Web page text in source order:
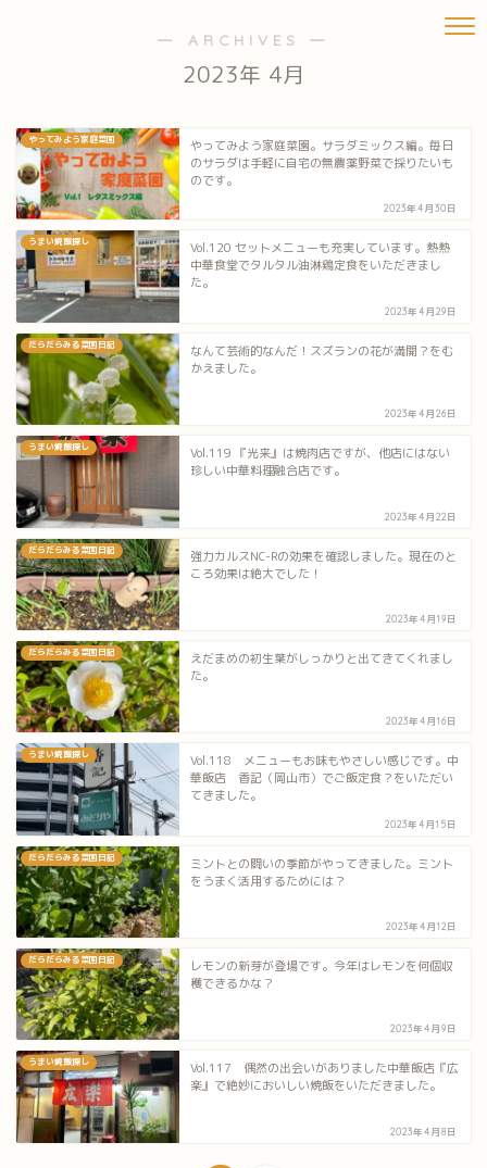
― ARCHIVES ―
2023年 4月
やってみよう家庭菜園
やってみよう家庭菜園。サラダミックス編。毎日
のサラダは手軽に自宅の無農薬野菜で採りたいも
のです。
2023年4月30日
うまい焼飯探し
Vol.120 セットメニューも充実しています。熱熱
中華食堂でタルタル油淋鶏定食をいただきまし
た。
2023年4月29日
だらだらみる菜園日記
なんて芸術的なんだ！スズランの花が満開？をむ
かえました。
2023年4月26日
うまい焼飯探し
Vol.119 『光来』は焼肉店ですが、他店にはない
珍しい中華料理融合店です。
2023年4月22日
だらだらみる菜園日記
強力カルスNC-Rの効果を確認しました。現在のと
ころ効果は絶大でした！
2023年4月19日
だらだらみる菜園日記
えだまめの初生葉がしっかりと出てきてくれまし
た。
2023年4月16日
うまい焼飯探し
Vol.118 メニューもお味もやさしい感じです。中
華飯店 香記（岡山市）でご飯定食？をいただい
てきました。
2023年4月15日
だらだらみる菜園日記
ミントとの闘いの季節がやってきました。ミント
をうまく活用するためには？
2023年4月12日
だらだらみる菜園日記
レモンの新芽が登場です。今年はレモンを何個収
穫できるかな？
2023年4月9日
うまい焼飯探し
Vol.117 偶然の出会いがありました中華飯店『広
楽』で絶妙においしい焼飯をいただきました。
2023年4月8日